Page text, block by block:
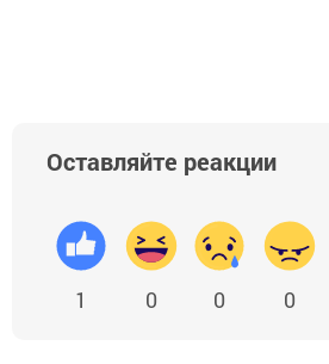
Оставляйте реакции
1 0 0 0